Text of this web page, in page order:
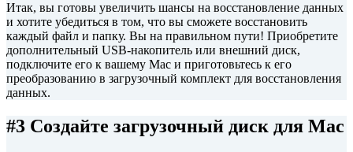
Итак, вы готовы увеличить шансы на восстановление данных
и хотите убедиться в том, что вы сможете восстановить
каждый файл и папку. Вы на правильном пути! Приобретите
дополнительный USB-накопитель или внешний диск,
подключите его к вашему Mac и приготовьтесь к его
преобразованию в загрузочный комплект для восстановления
данных.
#3 Создайте загрузочный диск для Mac